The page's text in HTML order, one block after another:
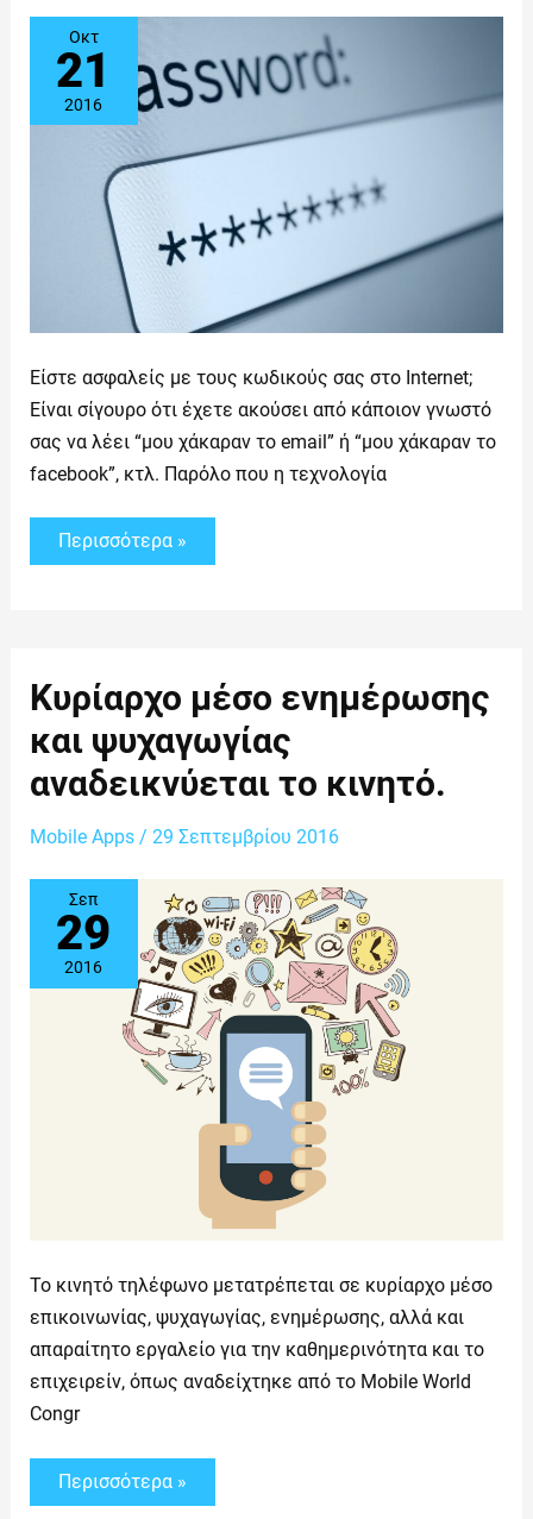
Οκτ
21
2016
Είστε ασφαλείς με τους κωδικούς σας στο Internet;
Είναι σίγουρο ότι έχετε ακούσει από κάποιον γνωστό
σας να λέει “μου χάκαραν το email” ή “μου χάκαραν το
facebook”, κτλ. Παρόλο που η τεχνολογία
Περισσότερα »
Κυρίαρχο μέσο ενημέρωσης
και ψυχαγωγίας
αναδεικνύεται το κινητό.
Mobile Apps/ 29 Σεπτεμβρίου 2016
Σεπ
29
2016
Το κινητό τηλέφωνο μετατρέπεται σε κυρίαρχο μέσο
επικοινωνίας, ψυχαγωγίας, ενημέρωσης, αλλά και
απαραίτητο εργαλείο για την καθημερινότητα και το
επιχειρείν, όπως αναδείχτηκε από το Mobile World
Congr
Κυρίαρχο
μέσο
ενημέρωσης
και
ψυχαγωγίας
αναδεικνύεται
το
Περισσότερα »